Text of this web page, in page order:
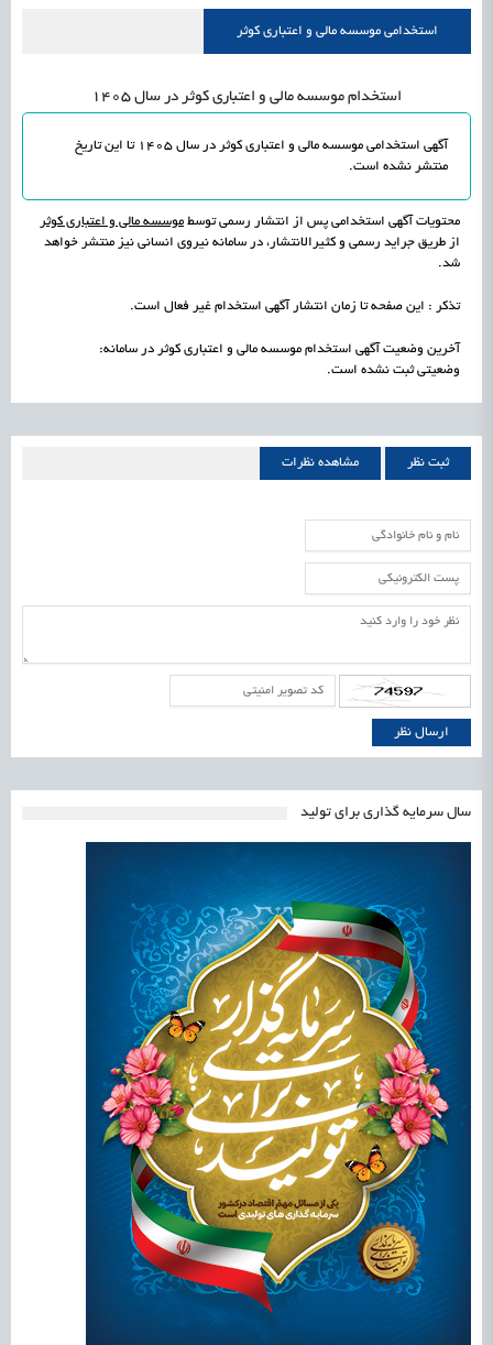
استخدامی موسسه مالی و اعتباری کوثر
استخدام موسسه مالی و اعتباری کوثر در سال 1405
آگهی استخدامی موسسه مالی و اعتباری کوثر در سال 1405 تا این تاریخ
منتشر نشده است.
محتویات آگهی استخدامی پس از انتشار رسمی توسط موسسه مالی و اعتباری کوثر
از طریق جراید رسمی و کثیرالانتشار، در سامانه نیروی انسانی نیز منتشر خواهد
شد.
تذکر : این صفحه تا زمان انتشار آگهی استخدام غیر فعال است.
آخرین وضعیت آگهی استخدام موسسه مالی و اعتباری کوثر در سامانه:
وضعیتی ثبت نشده است.
ثبت نظر مشاهده نظرات
سال سرمایه گذاری برای تولید